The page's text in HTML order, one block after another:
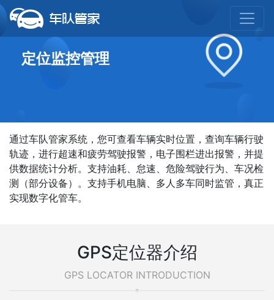
定位监控管理
通过车队管家系统，您可查看车辆实时位置，查询车辆行驶
轨迹，进行超速和疲劳驾驶报警，电子围栏进出报警，并提
供数据统计分析。支持油耗、怠速、危险驾驶行为、车况检
测（部分设备）。支持手机电脑、多人多车同时监管，真正
实现数字化管车。
GPS定位器介绍
GPS LOCATOR INTRODUCTION